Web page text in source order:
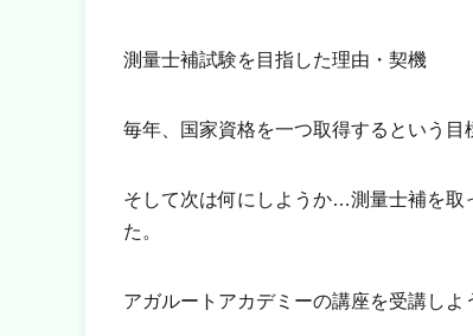
測量士補試験を目指した理由・契機
毎年、国家資格を一つ取得するという目
そして次は何にしようか…測量士補を取
た。
アガルートアカデミーの講座を受講しよ